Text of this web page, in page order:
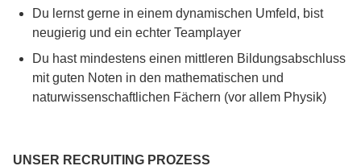
Du lernst gerne in einem dynamischen Umfeld, bist
neugierig und ein echter Teamplayer
Du hast mindestens einen mittleren Bildungsabschluss
mit guten Noten in den mathematischen und
naturwissenschaftlichen Fächern (vor allem Physik)
UNSER RECRUITING PROZESS